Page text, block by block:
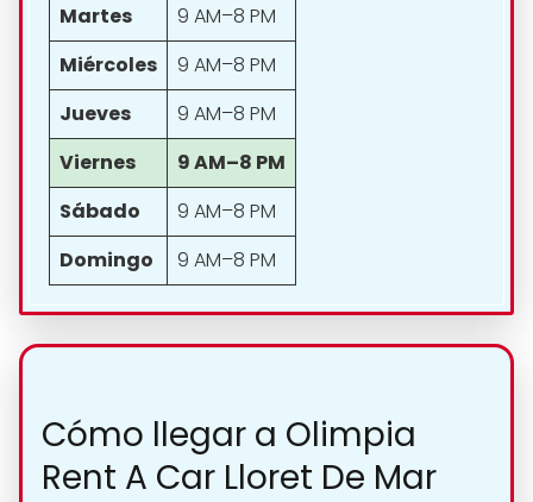
Martes
9 AM–8 PM
Miércoles
9 AM–8 PM
Jueves
9 AM–8 PM
Viernes
9 AM–8 PM
Sábado
9 AM–8 PM
Domingo
9 AM–8 PM
Cómo llegar a Olimpia
Rent A Car Lloret De Mar